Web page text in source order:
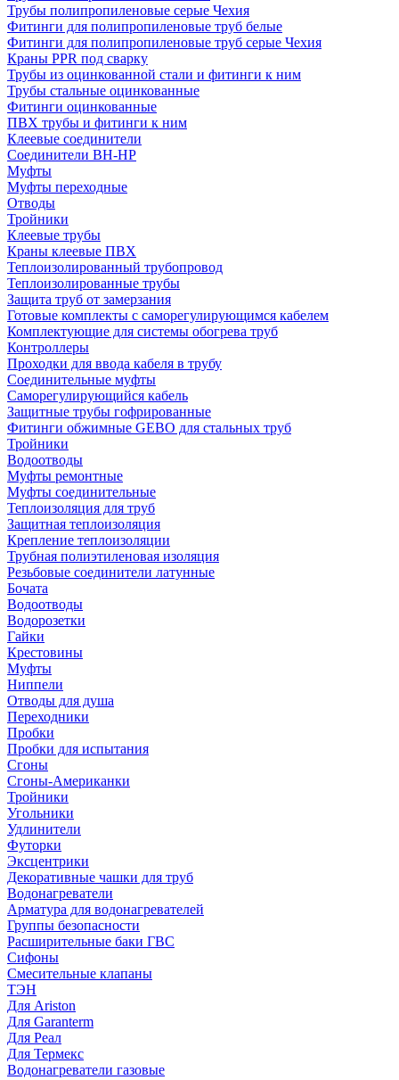
Трубы полипропиленовые серые Чехия
Фитинги для полипропиленовые труб белые
Фитинги для полипропиленовые труб серые Чехия
Краны PPR под сварку
Трубы из оцинкованной стали и фитинги к ним
Трубы стальные оцинкованные
Фитинги оцинкованные
ПВХ трубы и фитинги к ним
Клеевые соединители
Соединители ВН-НР
Муфты
Муфты переходные
Отводы
Тройники
Клеевые трубы
Краны клеевые ПВХ
Теплоизолированный трубопровод
Теплоизолированные трубы
Защита труб от замерзания
Готовые комплекты с саморегулирующимся кабелем
Комплектующие для системы обогрева труб
Контроллеры
Проходки для ввода кабеля в трубу
Соединительные муфты
Саморегулирующийся кабель
Защитные трубы гофрированные
Фитинги обжимные GEBO для стальных труб
Тройники
Водоотводы
Муфты ремонтные
Муфты соединительные
Теплоизоляция для труб
Защитная теплоизоляция
Крепление теплоизоляции
Трубная полиэтиленовая изоляция
Резьбовые соединители латунные
Бочата
Водоотводы
Водорозетки
Гайки
Крестовины
Муфты
Ниппели
Отводы для душа
Переходники
Пробки
Пробки для испытания
Сгоны
Сгоны-Американки
Тройники
Угольники
Удлинители
Футорки
Эксцентрики
Декоративные чашки для труб
Водонагреватели
Арматура для водонагревателей
Группы безопасности
Расширительные баки ГВС
Сифоны
Смесительные клапаны
ТЭН
Для Ariston
Для Garanterm
Для Реал
Для Термекс
Водонагреватели газовые